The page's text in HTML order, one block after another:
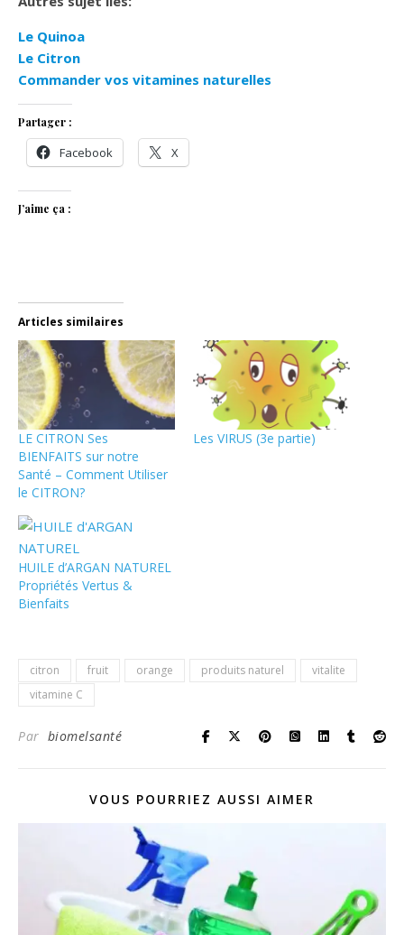
Le Quinoa
Le Citron
Commander vos vitamines naturelles
Partager :
Facebook X
J’aime ça :
Articles similaires
LE CITRON Ses
BIENFAITS sur notre
Santé – Comment Utiliser
le CITRON?
Les VIRUS (3e partie)
HUILE d’ARGAN NATUREL
Propriétés Vertus &
Bienfaits
citron fruit orange produits naturel
vitalite
vitamine C
Par biomelsanté
VOUS POURRIEZ AUSSI AIMER